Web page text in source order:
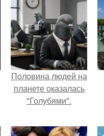
Половина людей на
планете оказалась
"Голубями".